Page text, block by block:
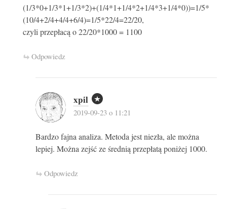
(1/3*0+1/3*1+1/3*2)+(1/4*1+1/4*2+1/4*3+1/4*0))=1/5*
(10/4+2/4+4/4+6/4)=1/5*22/4=22/20,
czyli przepłacą o 22/20*1000 = 1100
Odpowiedz
xpil
2019-09-23 o 11:21
Bardzo fajna analiza. Metoda jest niezła, ale można
lepiej. Można zejść ze średnią przepłatą poniżej 1000.
Odpowiedz